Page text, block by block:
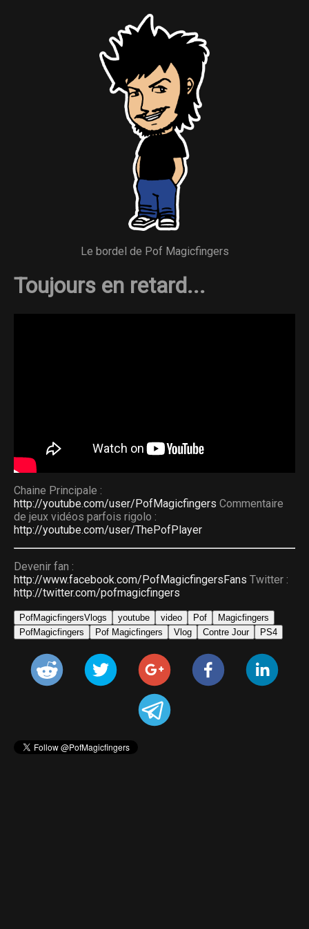
Le bordel de Pof Magicfingers
Toujours en retard...
Chaine Principale :
http://youtube.com/user/PofMagicfingers Commentaire
de jeux vidéos parfois rigolo :
http://youtube.com/user/ThePofPlayer
Devenir fan :
http://www.facebook.com/PofMagicfingersFans Twitter :
http://twitter.com/pofmagicfingers
PofMagicfingersVlogs youtube video Pof
Magicfingers
PofMagicfingers
Pof Magicfingers Vlog Contre Jour PS4